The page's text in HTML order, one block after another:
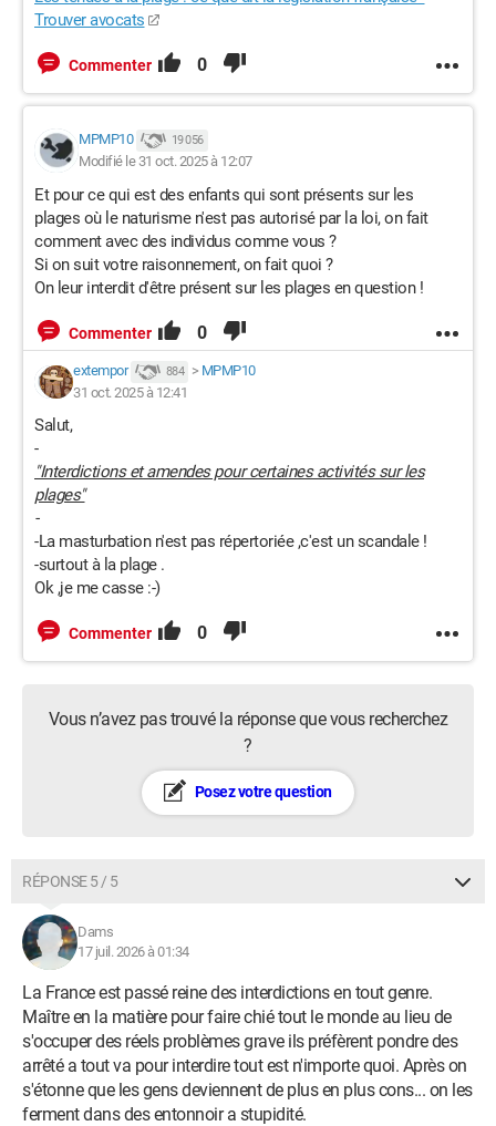
Trouver avocats
Commenter 0
MPMP10 19 056
Modifié le 31 oct. 2025 à 12:07
Et pour ce qui est des enfants qui sont présents sur les
plages où le naturisme n'est pas autorisé par la loi, on fait
comment avec des individus comme vous ?
Si on suit votre raisonnement, on fait quoi ?
On leur interdit d'être présent sur les plages en question !
Commenter 0
extempor 884 > MPMP10
31 oct. 2025 à 12:41
Salut,
-
"Interdictions et amendes pour certaines activités sur les
plages"
-
-La masturbation n'est pas répertoriée ,c'est un scandale !
-surtout à la plage .
Ok ,je me casse :-)
Commenter 0
Vous n’avez pas trouvé la réponse que vous recherchez
?
Posez votre question
RÉPONSE 5 / 5
Dams
17 juil. 2026 à 01:34
La France est passé reine des interdictions en tout genre.
Maître en la matière pour faire chié tout le monde au lieu de
s'occuper des réels problèmes grave ils préfèrent pondre des
arrêté a tout va pour interdire tout est n'importe quoi. Après on
s'étonne que les gens deviennent de plus en plus cons... on les
ferment dans des entonnoir a stupidité.